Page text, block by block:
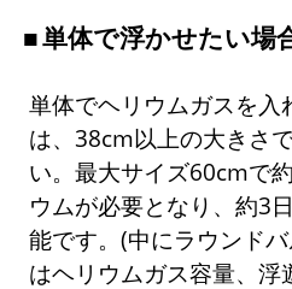
単体で浮かせたい場
単体でヘリウムガスを入
は、38cm以上の大きさ
い。最大サイズ60cmで
ウムが必要となり、約3
能です。(中にラウンド
はヘリウムガス容量、浮